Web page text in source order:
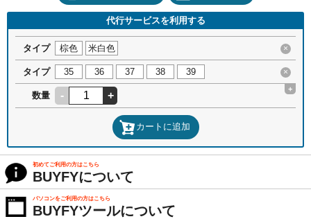
代行サービスを利用する
タイプ 棕色 米白色 ×
タイプ 35 36 37 38 39 ×
数量 - +
+
カートに追加
初めてご利用の方はこちら
BUYFYについて
パソコンをご利用の方はこちら
BUYFYツールについて